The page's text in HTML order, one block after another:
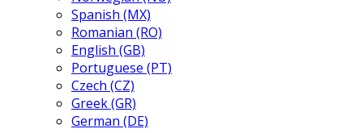
Spanish (MX)
Romanian (RO)
English (GB)
Portuguese (PT)
Czech (CZ)
Greek (GR)
German (DE)